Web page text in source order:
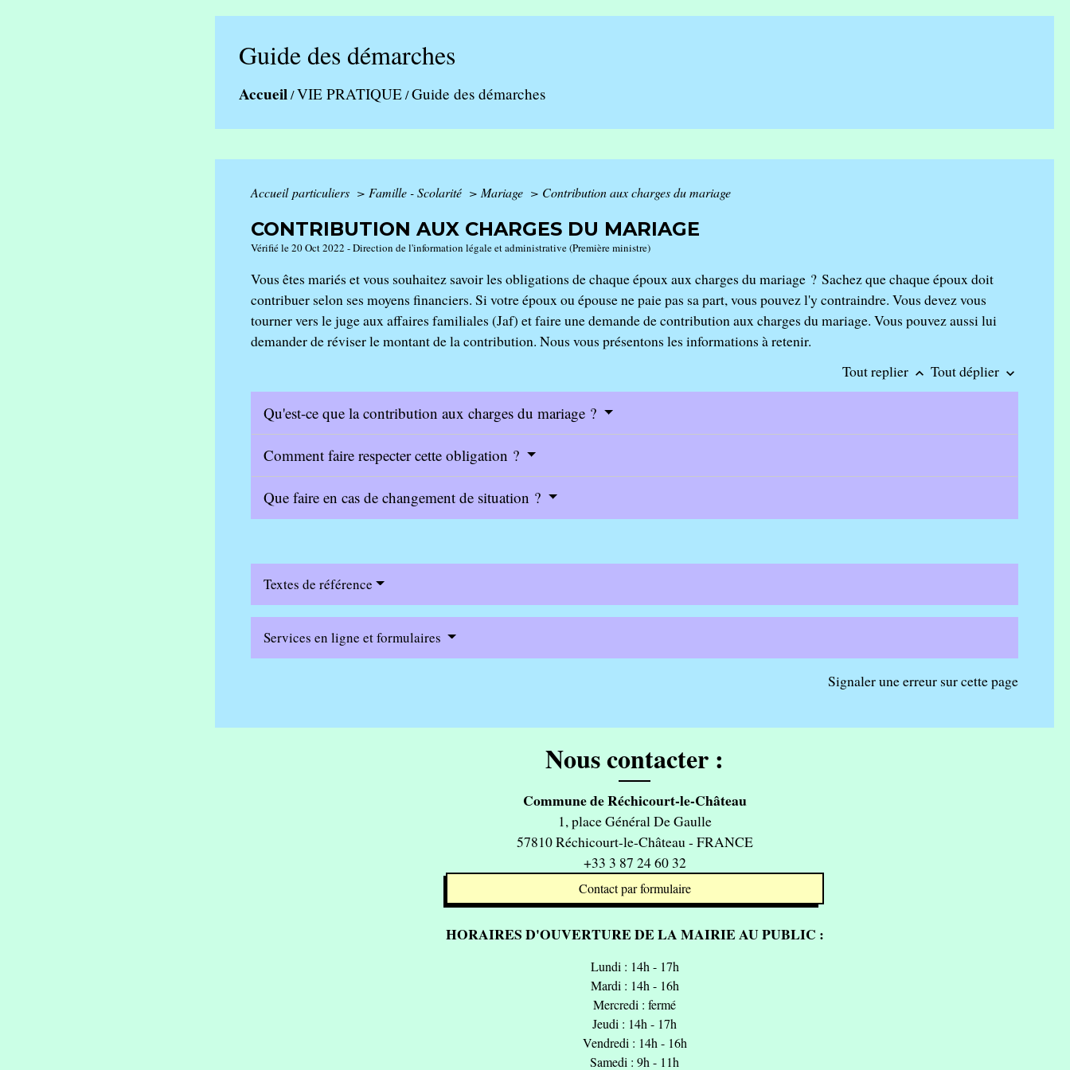
Guide des démarches
Accueil/VIE PRATIQUE/Guide des démarches
Accueil particuliers > Famille - Scolarité > Mariage > Contribution aux charges du mariage
CONTRIBUTION AUX CHARGES DU MARIAGE
Vérifié le 20 Oct 2022 - Direction de l'information légale et administrative (Première ministre)
Vous êtes mariés et vous souhaitez savoir les obligations de chaque époux aux charges du mariage ? Sachez que chaque époux doit
contribuer selon ses moyens financiers. Si votre époux ou épouse ne paie pas sa part, vous pouvez l'y contraindre. Vous devez vous
tourner vers le juge aux affaires familiales (Jaf) et faire une demande de contribution aux charges du mariage. Vous pouvez aussi lui
demander de réviser le montant de la contribution. Nous vous présentons les informations à retenir.
Tout replier keyboard_arrow_up Tout déplier keyboard_arrow_down
Qu'est-ce que la contribution aux charges du mariage ?
Comment faire respecter cette obligation ?
Que faire en cas de changement de situation ?
Textes de référence
Services en ligne et formulaires
Signaler une erreur sur cette page
Nous contacter :
Commune de Réchicourt-le-Château
1, place Général De Gaulle
57810 Réchicourt-le-Château - FRANCE
+33 3 87 24 60 32
Contact par formulaire
HORAIRES D'OUVERTURE DE LA MAIRIE AU PUBLIC :
Lundi : 14h - 17h
Mardi : 14h - 16h
Mercredi : fermé
Jeudi : 14h - 17h
Vendredi : 14h - 16h
Samedi : 9h - 11h